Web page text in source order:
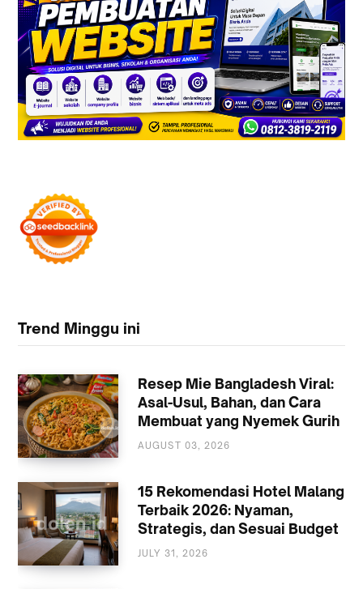
Trend Minggu ini
Resep Mie Bangladesh Viral:
Asal-Usul, Bahan, dan Cara
Membuat yang Nyemek Gurih
AUGUST 03, 2026
AKOMODASI
15 Rekomendasi Hotel Malang
Terbaik 2026: Nyaman,
Strategis, dan Sesuai Budget
JULY 31, 2026